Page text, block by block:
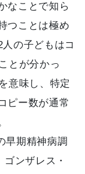
なことで知ら
つことは極め
の子どもはコ
とが分かっ
意味し、特定
ピー数が通常
早期精神病調
ンザレス・